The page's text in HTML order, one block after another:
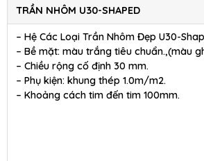
TRẦN NHÔM U30-SHAPED
– Hệ Các Loại Trần Nhôm Đẹp U30-
– Bề mặt: màu trắng tiêu chuẩn.,(màu
– Chiều rộng cố định 30 mm.
– Phụ kiện: khung thép 1.0m/m2.
– Khoảng cách tim đến tim 100mm.